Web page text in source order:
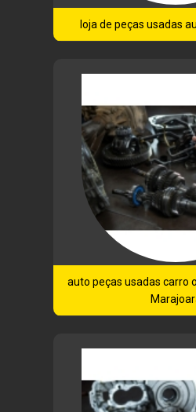
loja de peças usadas
auto peças usadas carro